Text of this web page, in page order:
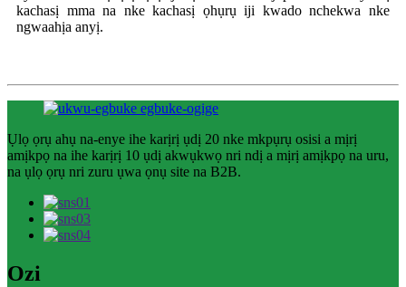
kachasị mma na nke kachasị ọhụrụ iji kwado nchekwa nke
ngwaahịa anyị.
Ụlọ ọrụ ahụ na-enye ihe karịrị ụdị 20 nke mkpụrụ osisi a mịrị
amịkpọ na ihe karịrị 10 ụdị akwụkwọ nri ndị a mịrị amịkpọ na uru,
na ụlọ ọrụ nri zuru ụwa ọnụ site na B2B.
Ozi